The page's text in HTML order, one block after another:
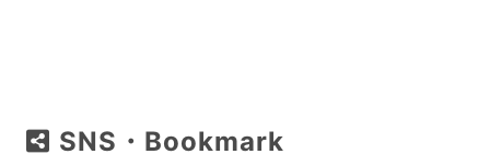
SNS・Bookmark